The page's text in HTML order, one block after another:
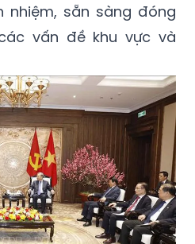
nhiệm, sẵn sàng đóng
vấn đề khu vực và